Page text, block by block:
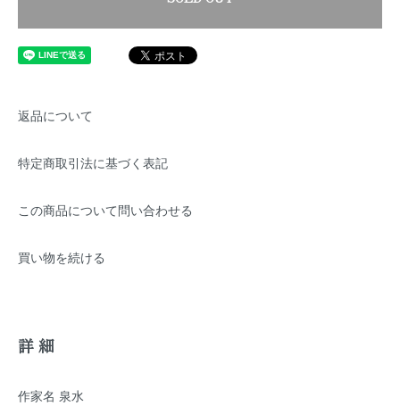
返品について
特定商取引法に基づく表記
この商品について問い合わせる
買い物を続ける
詳細
作家名 泉水